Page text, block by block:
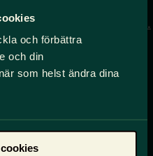
och förbättra
och din
som helst ändra dina
på press@sverigeslarare.
se
Presskontakt